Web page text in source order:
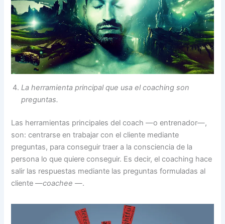
La herramienta principal que usa el coaching son
preguntas.
Las herramientas principales del coach —o entrenador—,
son: centrarse en trabajar con el cliente mediante
preguntas, para conseguir traer a la consciencia de la
persona lo que quiere conseguir. Es decir, el coaching hace
salir las respuestas mediante las preguntas formuladas al
cliente —coachee—.